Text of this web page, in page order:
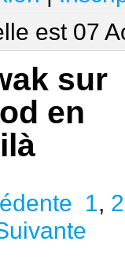
est 07
sur
en
1, 2